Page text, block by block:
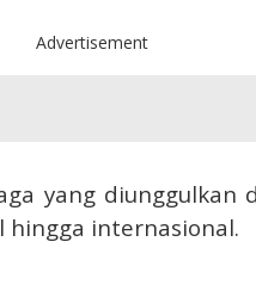
Advertisement
yang
hingga internasional.